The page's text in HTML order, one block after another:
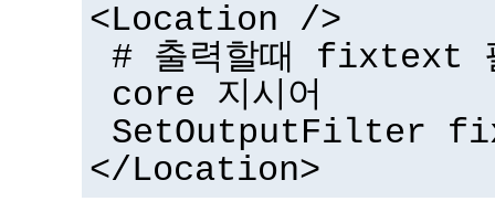
<Location />
# 출력할때 fixtext
core 지시어
SetOutputFilter
</Location>